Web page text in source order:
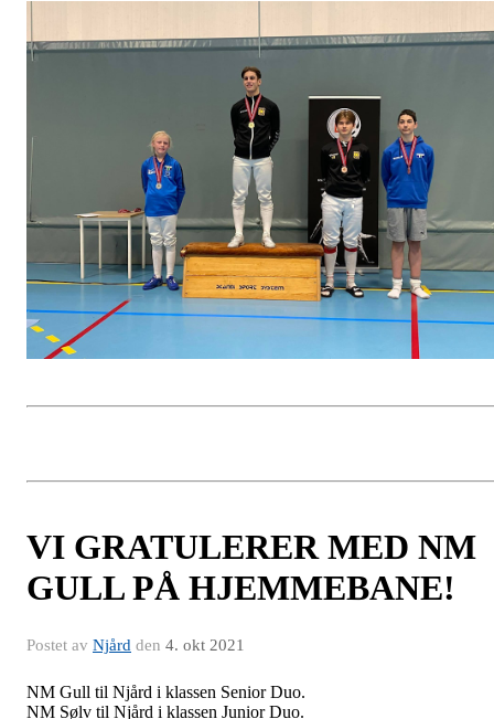
VI GRATULERER MED NM
GULL PÅ HJEMMEBANE!
Postet av Njård den 4. okt 2021
NM Gull til Njård i klassen Senior Duo.
NM Sølv til Njård i klassen Junior Duo.